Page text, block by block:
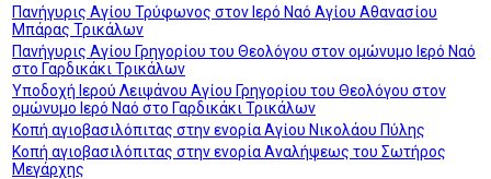
Πανήγυρις Αγίου Τρύφωνος στον Ιερό Ναό Αγίου Αθανασίου
Μπάρας Τρικάλων
Πανήγυρις Αγίου Γρηγορίου του Θεολόγου στον ομώνυμο Ιερό Ναό
στο Γαρδικάκι Τρικάλων
Υποδοχή Ιερού Λειψάνου Αγίου Γρηγορίου του Θεολόγου στον
ομώνυμο Ιερό Ναό στο Γαρδικάκι Τρικάλων
Κοπή αγιοβασιλόπιτας στην ενορία Αγίου Νικολάου Πύλης
Κοπή αγιοβασιλόπιτας στην ενορία Αναλήψεως του Σωτήρος
Μεγάρχης